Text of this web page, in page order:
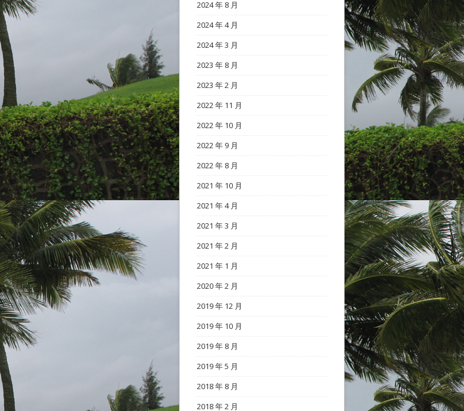
2024 年 8 月
2024 年 4 月
2024 年 3 月
2023 年 8 月
2023 年 2 月
2022 年 11 月
2022 年 10 月
2022 年 9 月
2022 年 8 月
2021 年 10 月
2021 年 4 月
2021 年 3 月
2021 年 2 月
2021 年 1 月
2020 年 2 月
2019 年 12 月
2019 年 10 月
2019 年 8 月
2019 年 5 月
2018 年 8 月
2018 年 2 月